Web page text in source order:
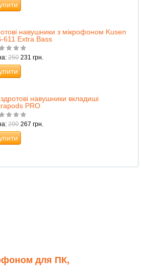
навушники з мікрофоном Kusen
611 Extra Bass
250 231 грн.
навушники вкладиші
PRO
290 267 грн.
для ПК,